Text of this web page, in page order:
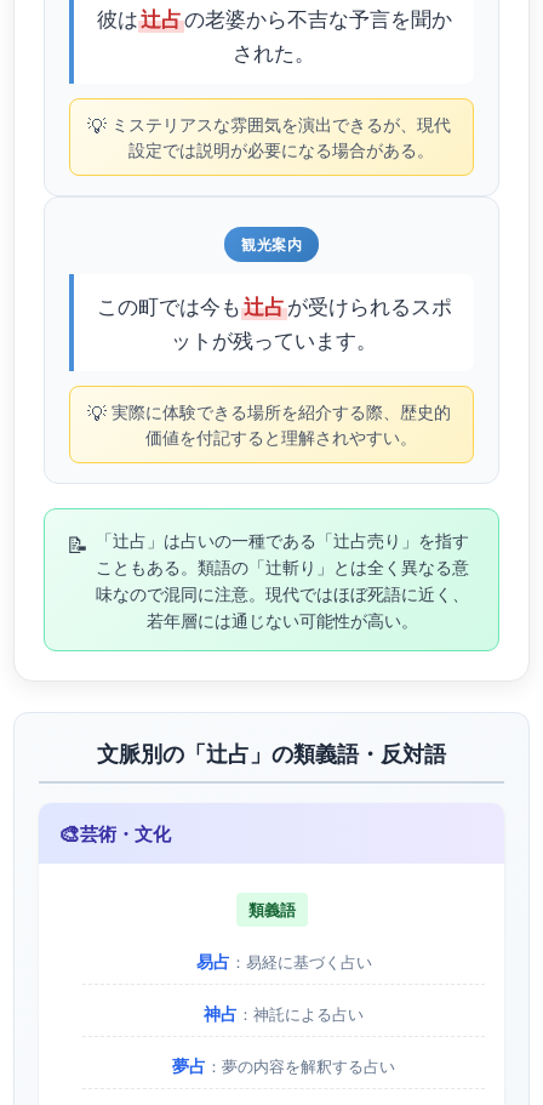
彼は辻占の老婆から不吉な予言を聞か
された。
💡 ミステリアスな雰囲気を演出できるが、現代
設定では説明が必要になる場合がある。
観光案内
この町では今も辻占が受けられるスポ
ットが残っています。
💡 実際に体験できる場所を紹介する際、歴史的
価値を付記すると理解されやすい。
📝
「辻占」は占いの一種である「辻占売り」を指す
こともある。類語の「辻斬り」とは全く異なる意
味なので混同に注意。現代ではほぼ死語に近く、
若年層には通じない可能性が高い。
文脈別の「辻占」の類義語・反対語
🎨芸術・文化
類義語
易占 ：易経に基づく占い
神占 ：神託による占い
夢占 ：夢の内容を解釈する占い